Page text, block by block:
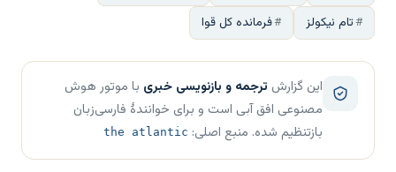
تام نیکولز
فرمانده کل قوا
این گزارش ترجمه و بازنویسی خبری با موتور هوش
مصنوعی افق آبی است و برای خوانندهٔ فارسی‌زبان
بازتنظیم شده. منبع اصلی: the atlantic